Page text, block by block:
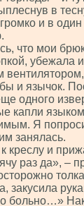
в
и в один
что мои
убежала
и язычок.
одного
капли
Я
занялась.
креслу и
раз да», –
закусила
больно…»